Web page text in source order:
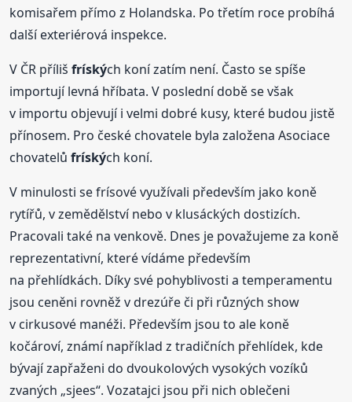
komisařem přímo z Holandska. Po třetím roce probíhá
další exteriérová inspekce.
V ČR přílišfríských koní zatím není. Často se spíše
importují levná hříbata. V poslední době se však
v importu objevují i velmi dobré kusy, které budou jistě
přínosem. Pro české chovatele byla založena Asociace
chovatelůfríských koní.
V minulosti se frísové využívali především jako koně
rytířů, v zemědělství nebo v klusáckých dostizích.
Pracovali také na venkově. Dnes je považujeme za koně
reprezentativní, které vídáme především
na přehlídkách. Díky své pohyblivosti a temperamentu
jsou ceněni rovněž v drezúře či při různých show
v cirkusové manéži. Především jsou to ale koně
kočároví, známí například z tradičních přehlídek, kde
bývají zapřaženi do dvoukolových vysokých vozíků
zvaných „sjees“. Vozatajci jsou při nich oblečeni